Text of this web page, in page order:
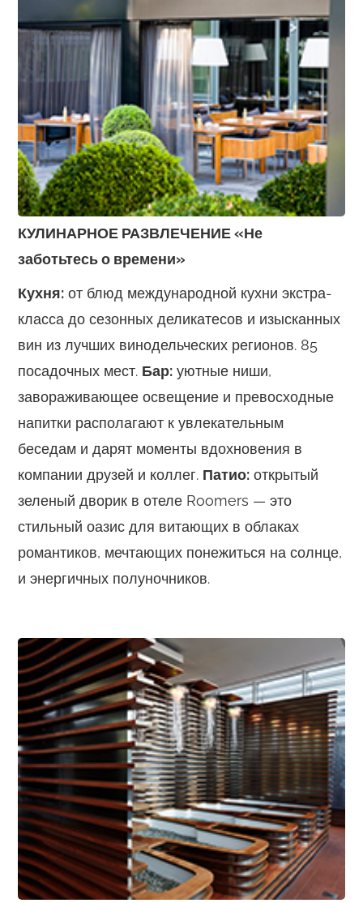
КУЛИНАРНОЕ РАЗВЛЕЧЕНИЕ «Не
заботьтесь о времени»
Кухня: от блюд международной кухни экстра-
класса до сезонных деликатесов и изысканных
вин из лучших винодельческих регионов. 85
посадочных мест. Бар: уютные ниши,
завораживающее освещение и превосходные
напитки располагают к увлекательным
беседам и дарят моменты вдохновения в
компании друзей и коллег. Патио: открытый
зеленый дворик в отеле Roomers — это
стильный оазис для витающих в облаках
романтиков, мечтающих понежиться на солнце,
и энергичных полуночников.